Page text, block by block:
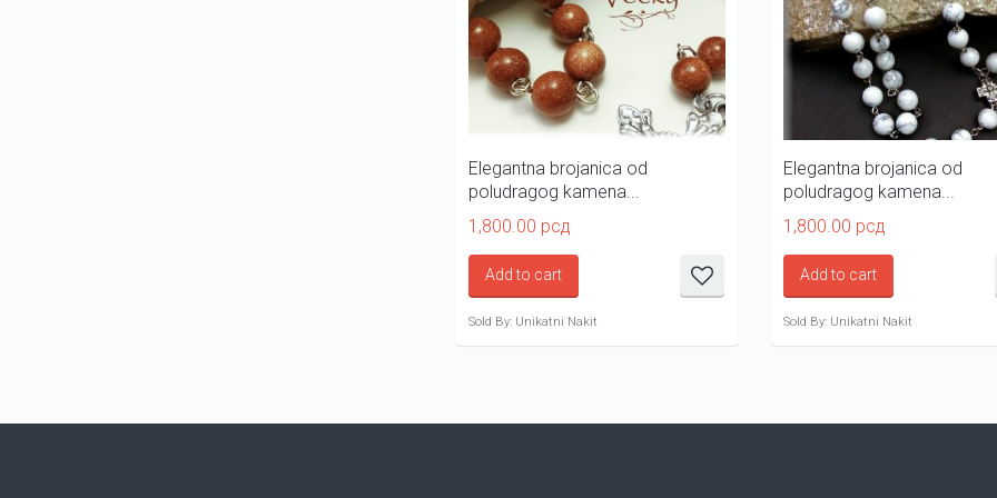
Elegantna brojanica od
poludragog kamena...
1,800.00 рсд
Add to cart
Sold By: Unikatni Nakit
Elegantna brojanica od
poludragog kamena...
1,800.00 рсд
Add to cart
Sold By: Unikatni Nakit